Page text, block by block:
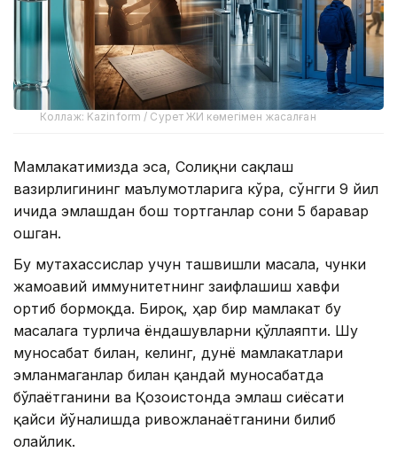
Коллаж: Kazinform / Сурет ЖИ көмегімен жасалған
Мамлакатимизда эса, Соғлиқни сақлаш
вазирлигининг маълумотларига кўра, сўнгги 9 йил
ичида эмлашдан бош тортганлар сони 5 баравар
ошган.
Бу мутахассислар учун ташвишли масала, чунки
жамоавий иммунитетнинг заифлашиш хавфи
ортиб бормоқда. Бироқ, ҳар бир мамлакат бу
масалага турлича ёндашувларни қўллаяпти. Шу
муносабат билан, келинг, дунё мамлакатлари
эмланмаганлар билан қандай муносабатда
бўлаётганини ва Қозоғистонда эмлаш сиёсати
қайси йўналишда ривожланаётганини билиб
олайлик.